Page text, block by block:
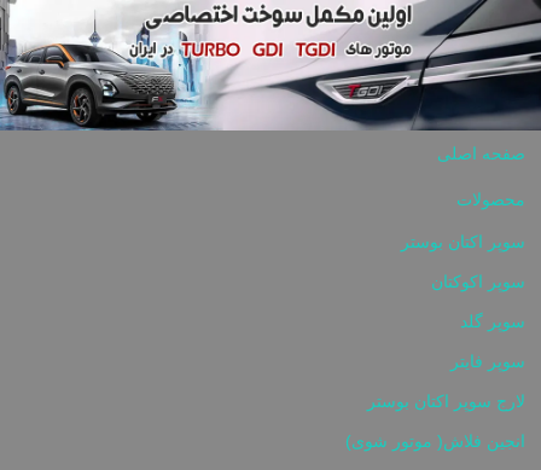
Skip to content
صفحه اصلی
محصولات
سوپر اکتان بوستر
سوپر اکوکتان
سوپر گلد
سوپر فایتر
لارج سوپر اکتان بوستر
انجین فلاش( موتور شوی)